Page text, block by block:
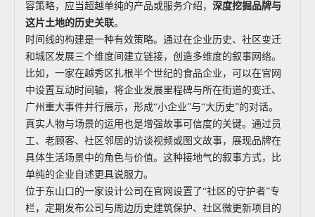
容策略，应当超越单纯的产品或服务介绍， 深度挖掘品牌与
这片土地的历史关联。
时间线的构建是一种有效策略。通过在企业历史、社区变迁
和城区发展三个维度间建立链接，创造多维度的叙事网络。
比如，一家在越秀区扎根半个世纪的食品企业，可以在官网
中设置互动时间轴，将企业发展里程碑与所在街道的变迁、
广州重大事件并行展示，形成“小企业”与“大历史”的对话。
真实人物与场景的运用也是增强故事可信度的关键。通过员
工、老顾客、社区邻居的访谈视频或图文故事，展现品牌在
具体生活场景中的角色与价值。这种接地气的叙事方式，比
单纯的企业自述更具说服力。
位于东山口的一家设计公司在官网设置了“社区的守护者”专
栏，定期发布公司与周边历史建筑保护、社区微更新项目的